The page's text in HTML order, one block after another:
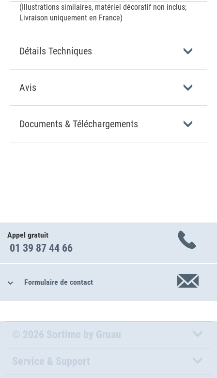
(Illustrations similaires, matériel décoratif non inclus;
Livraison uniquement en France)
Détails Techniques
Avis
Documents & Téléchargements
Appel gratuit
01 39 87 44 66
Formulaire de contact
© 2026 Sortimo by Gruau
Service & Support